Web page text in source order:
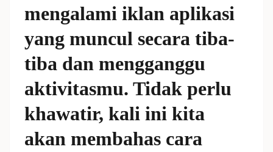
mengalami iklan aplikasi
yang muncul secara tiba-
tiba dan mengganggu
aktivitasmu. Tidak perlu
khawatir, kali ini kita
akan membahas cara